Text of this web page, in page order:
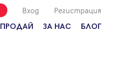
Вход Регистрация
ПРОДАЙ ЗА НАС БЛОГ